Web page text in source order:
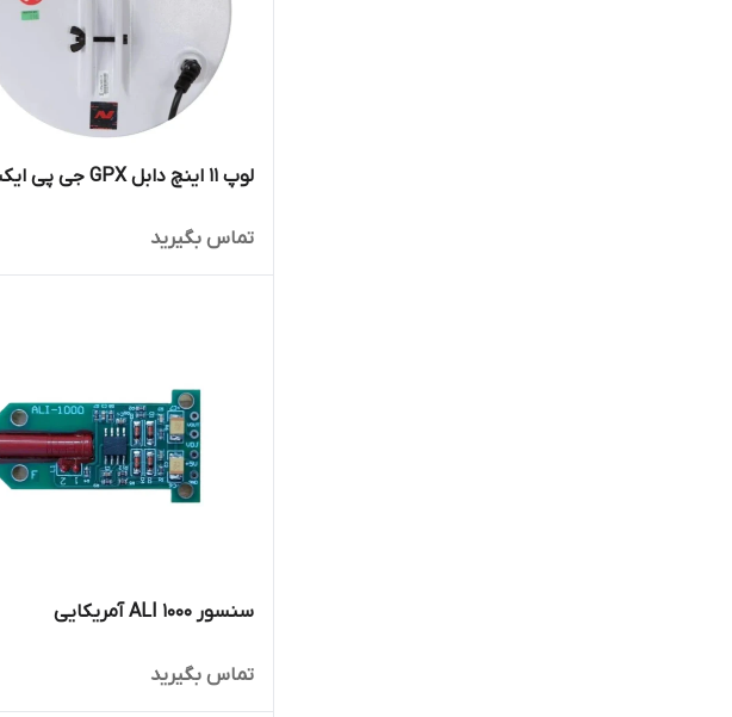
لوپ 11 اینچ دابل GPX جی پی ایکس
تماس بگیرید
سنسور ALI 1000 آمریکایی
تماس بگیرید